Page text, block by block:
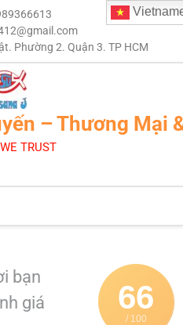
Phường 2. Quận 3. TP HCM
– Thương Mại
TRUST
66
/ 100
bạn
giá